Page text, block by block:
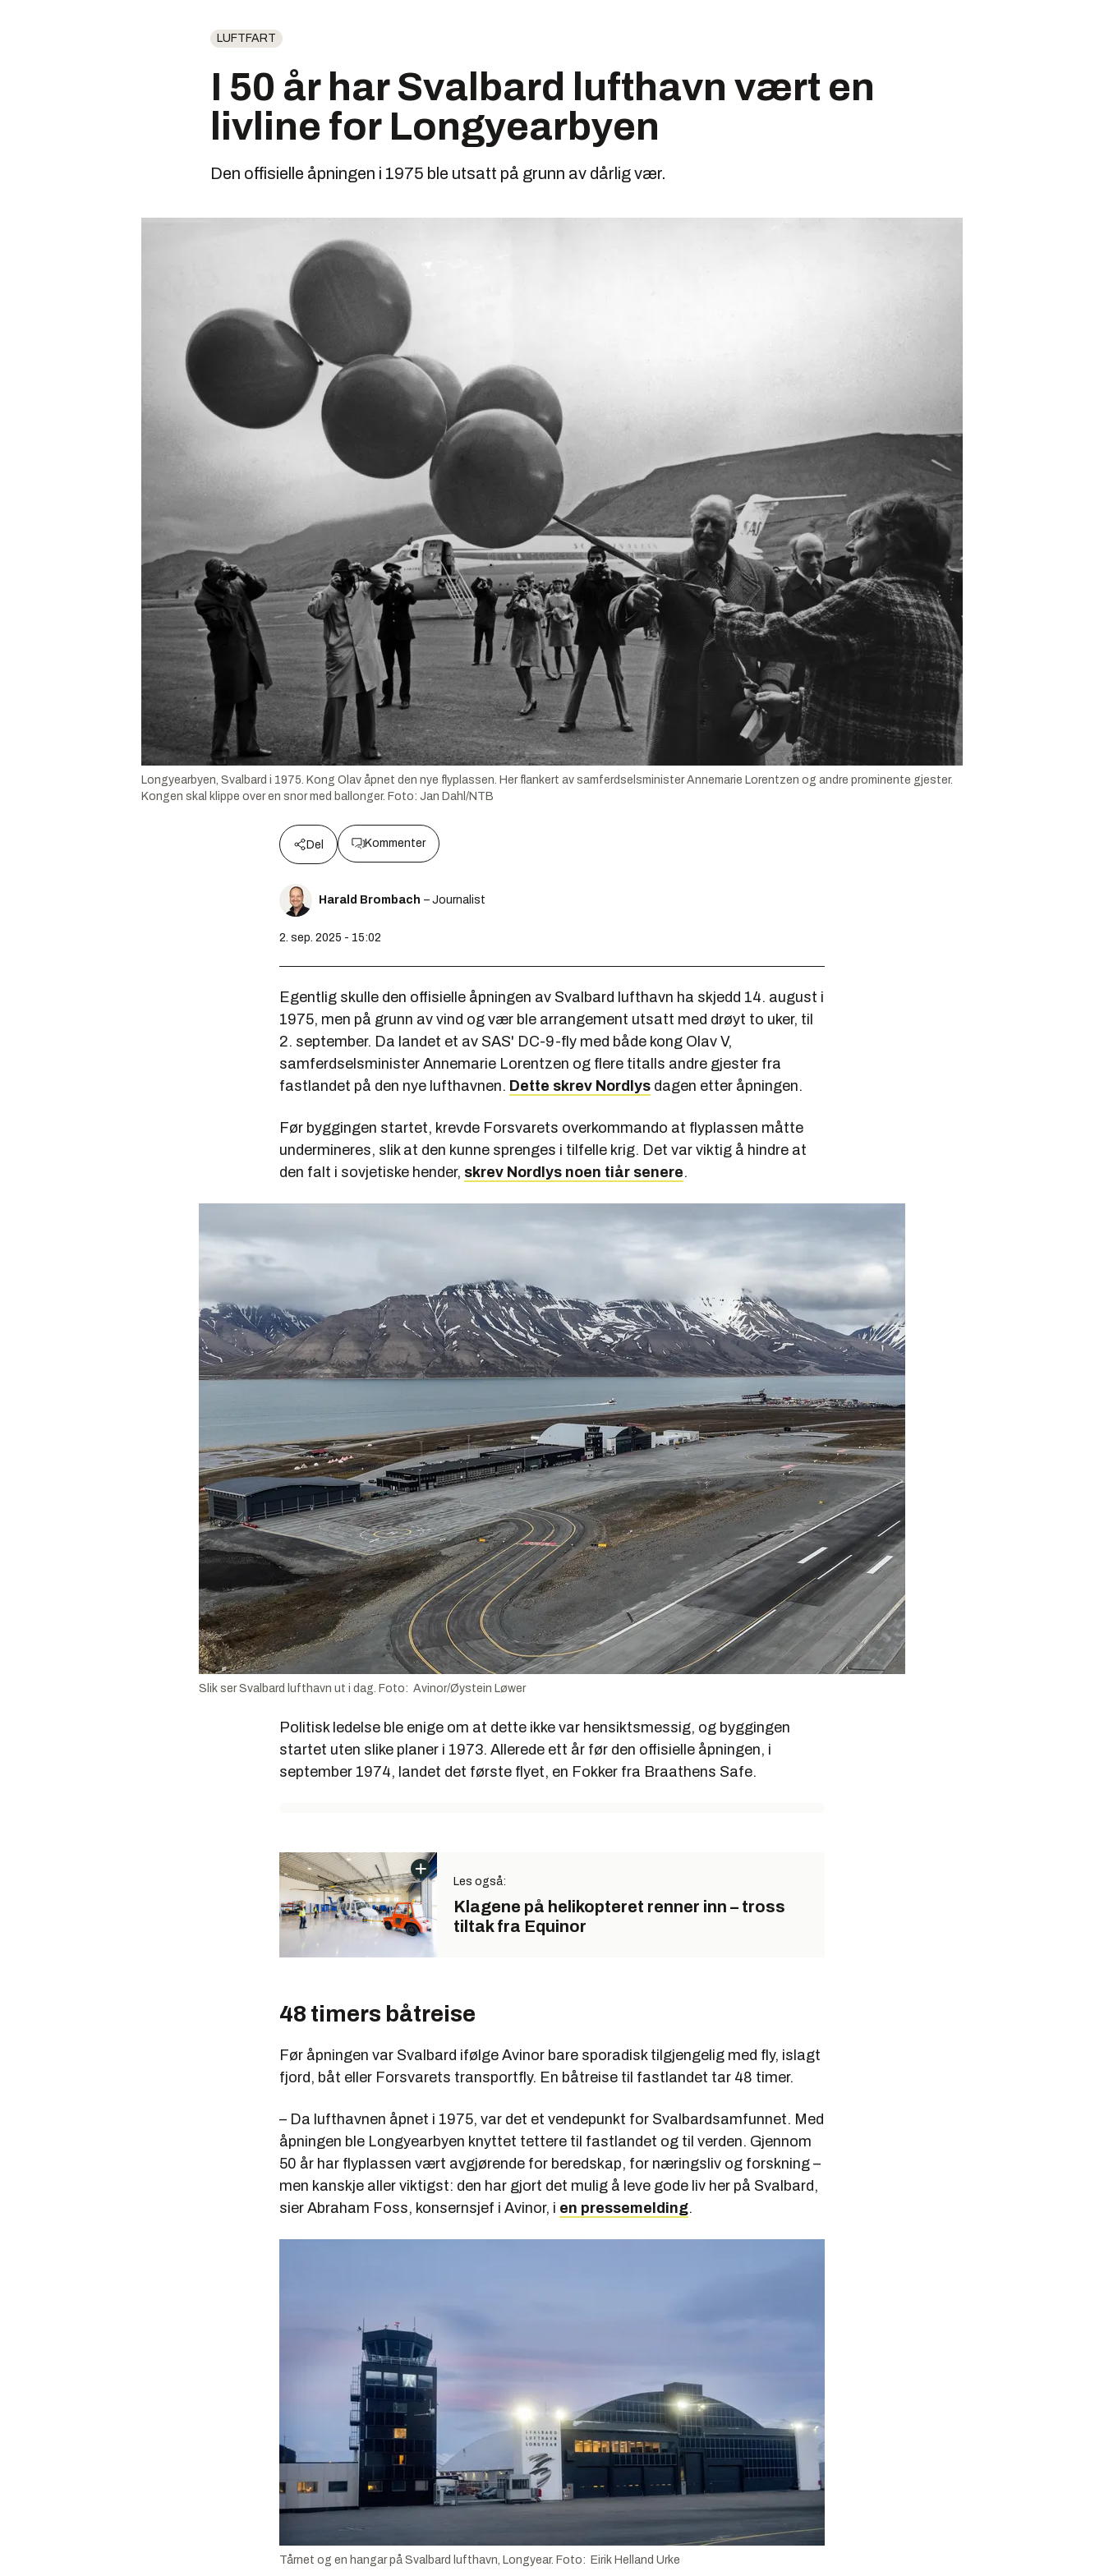
LUFTFART
I 50 år har Svalbard lufthavn vært en
livline for Longyearbyen
Den offisielle åpningen i 1975 ble utsatt på grunn av dårlig vær.
Longyearbyen, Svalbard i 1975. Kong Olav åpnet den nye flyplassen. Her flankert av samferdselsminister Annemarie Lorentzen og andre prominente gjester.
Kongen skal klippe over en snor med ballonger. Foto: Jan Dahl/NTB
Del Kommenter
Harald Brombach – Journalist
2. sep. 2025 - 15:02
Egentlig skulle den offisielle åpningen av Svalbard lufthavn ha skjedd 14. august i
1975, men på grunn av vind og vær ble arrangement utsatt med drøyt to uker, til
2. september. Da landet et av SAS' DC-9-fly med både kong Olav V,
samferdselsminister Annemarie Lorentzen og flere titalls andre gjester fra
fastlandet på den nye lufthavnen. Dette skrev Nordlys dagen etter åpningen.
Før byggingen startet, krevde Forsvarets overkommando at flyplassen måtte
undermineres, slik at den kunne sprenges i tilfelle krig. Det var viktig å hindre at
den falt i sovjetiske hender, skrev Nordlys noen tiår senere.
Slik ser Svalbard lufthavn ut i dag. Foto: Avinor/Øystein Løwer
Politisk ledelse ble enige om at dette ikke var hensiktsmessig, og byggingen
startet uten slike planer i 1973. Allerede ett år før den offisielle åpningen, i
september 1974, landet det første flyet, en Fokker fra Braathens Safe.
Les også:
Klagene på helikopteret renner inn – tross
tiltak fra Equinor
48 timers båtreise
Før åpningen var Svalbard ifølge Avinor bare sporadisk tilgjengelig med fly, islagt
fjord, båt eller Forsvarets transportfly. En båtreise til fastlandet tar 48 timer.
– Da lufthavnen åpnet i 1975, var det et vendepunkt for Svalbardsamfunnet. Med
åpningen ble Longyearbyen knyttet tettere til fastlandet og til verden. Gjennom
50 år har flyplassen vært avgjørende for beredskap, for næringsliv og forskning –
men kanskje aller viktigst: den har gjort det mulig å leve gode liv her på Svalbard,
sier Abraham Foss, konsernsjef i Avinor, i en pressemelding.
Tårnet og en hangar på Svalbard lufthavn, Longyear. Foto: Eirik Helland Urke